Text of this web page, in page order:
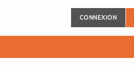
CONNEXION